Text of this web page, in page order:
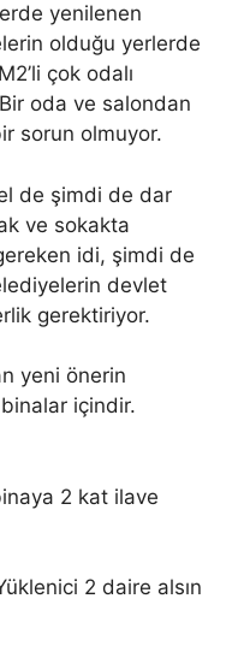
yenilenen
olduğu yerlerde
çok odalı
oda ve salondan
sorun olmuyor.
de şimdi de dar
ve sokakta
idi, şimdi de
devlet
gerektiriyor.
yeni önerin
binalar içindir.
2 kat ilave
2 daire alsın